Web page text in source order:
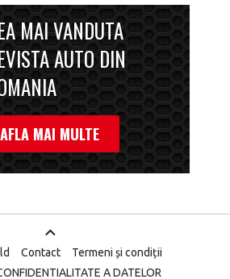
MAI VANDUTA
AUTO DIN
AFLA MAI MULTE
Contact
Termeni și condiții
A DATELOR